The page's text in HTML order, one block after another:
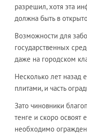
разрешил, хотя эта
должна быть в
Возможности для
государственных
даже на городском
Несколько лет назад
плитами, и часть
Зато чиновники
тенге и скоро
необходимо